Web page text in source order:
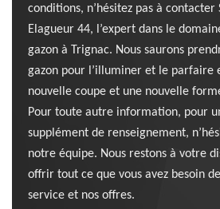
conditions, n’hésitez pas à contacter
Elagueur 44, l’expert dans le
gazon à Trignac. Nous saurons
gazon pour l’illuminer et le parfaire
nouvelle coupe et une nouvelle
Pour toute autre information, pour
supplément de renseignement,
notre équipe. Nous restons à votre
offrir tout ce que vous avez besoin
service et nos offres.